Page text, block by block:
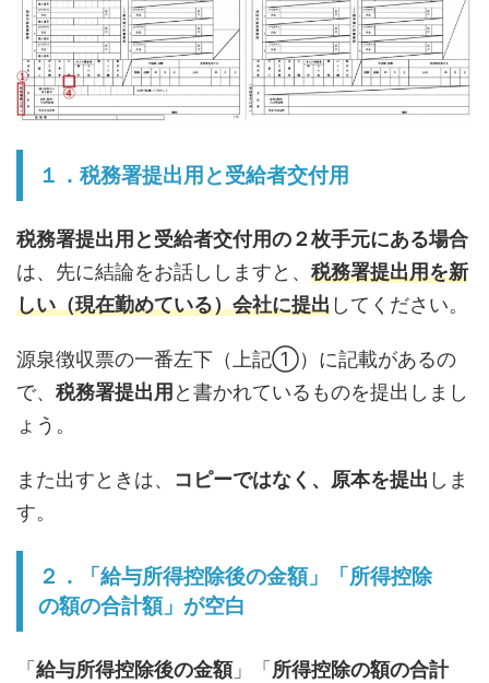
１．税務署提出用と受給者交付用
税務署提出用 と受給者交付用の２枚手元にある場合
は、先に結論をお話ししますと、 税務署提出用を新
しい（現在勤めている）会社に提出してください。
源泉徴収票の一番左下（上記①）に記載があるの
で、 税務署提出用 と書かれているものを提出しまし
ょう。
また出すときは、 コピーではなく、原本を提出 しま
す。
２．「給与所得控除後の金額」「所得控除
の額の合計額」が空白
「 給与所得控除後の金額」「 所得控除の額の合計